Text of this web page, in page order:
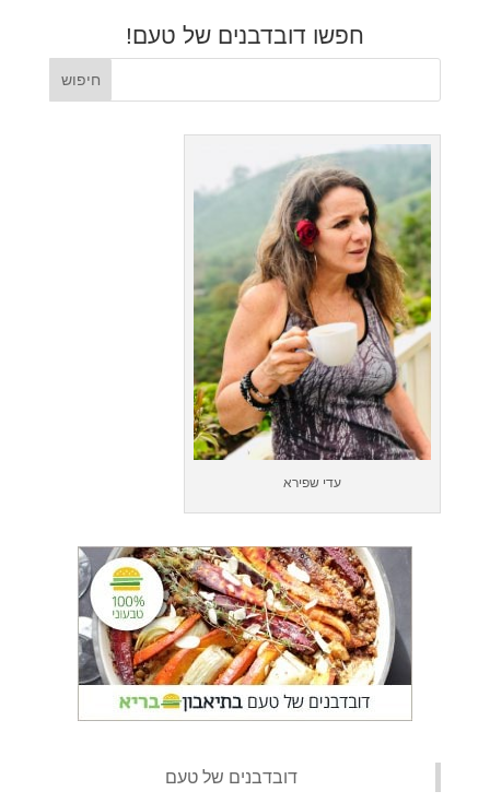
חפשו דובדבנים של טעם!
עדי שפירא
‏דובדבנים של טעם‏